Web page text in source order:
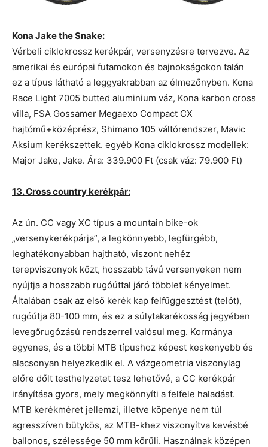
Kona Jake the Snake:
Vérbeli ciklokrossz kerékpár, versenyzésre tervezve. Az
amerikai és európai futamokon és bajnokságokon talán
ez a típus látható a leggyakrabban az élmezőnyben. Kona
Race Light 7005 butted aluminium váz, Kona karbon cross
villa, FSA Gossamer Megaexo Compact CX
hajtómű+középrész, Shimano 105 váltórendszer, Mavic
Aksium kerékszettek. egyéb Kona ciklokrossz modellek:
Major Jake, Jake. Ára: 339.900 Ft (csak váz: 79.900 Ft)
13. Cross country kerékpár:
Az ún. CC vagy XC típus a mountain bike-ok
„versenykerékpárja”, a legkönnyebb, legfürgébb,
leghatékonyabban hajtható, viszont nehéz
terepviszonyok közt, hosszabb távú versenyeken nem
nyújtja a hosszabb rugóúttal járó többlet kényelmet.
Általában csak az első kerék kap felfüggesztést (telót),
rugóútja 80-100 mm, és ez a súlytakarékosság jegyében
levegőrugózású rendszerrel valósul meg. Kormánya
egyenes, és a többi MTB típushoz képest keskenyebb és
alacsonyan helyezkedik el. A vázgeometria viszonylag
előre dőlt testhelyzetet tesz lehetővé, a CC kerékpár
irányítása gyors, mely megkönnyíti a felfele haladást.
MTB kerékméret jellemzi, illetve köpenye nem túl
agresszíven bütykös, az MTB-khez viszonyítva kevésbé
ballonos, szélessége 50 mm körüli. Használnak középen